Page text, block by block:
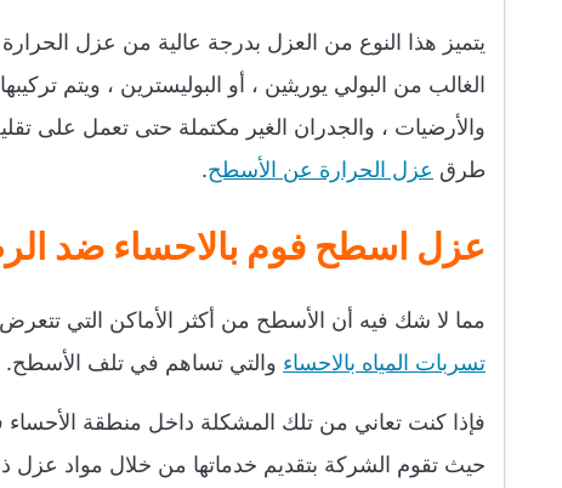
يتميز هذا النوع من العزل بدرجة عالية من عزل
الغالب من البولي يوريثين ، أو البوليسترين ، ويتم
والأرضيات ، والجدران الغير مكتملة حتى تعمل على
طرق عزل الحرارة عن الأسطح.
عزل اسطح فوم بالاحساء ضد
مما لا شك فيه أن الأسطح من أكثر الأماكن التي
تسربات المياه بالاحساء والتي تساهم في تلف الأسطح.
فإذا كنت تعاني من تلك المشكلة داخل منطقة
حيث تقوم الشركة بتقديم خدماتها من خلال مواد عزل